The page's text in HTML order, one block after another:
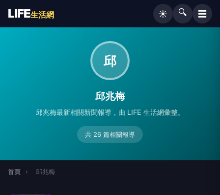
LIFE生活網 ☀️ 🔍 ☰
邱
邱兆梅
邱兆梅最新相關新聞報導，由 LIFE 生活網彙整。
共 26 篇相關報導
首頁 › 邱兆梅